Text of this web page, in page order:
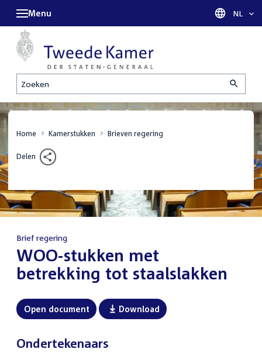
Zoeken
Menu Taal
NL
Home Kamerstukken Brieven regering
Delen
Brief regering
:WOO-stukken met
betrekking tot staalslakken
Open document Download
Ondertekenaars